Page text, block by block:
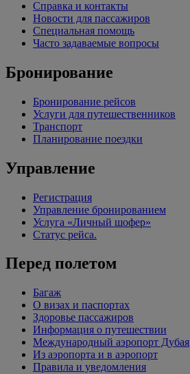
Справка и контакты
Новости для пассажиров
Специальная помощь
Часто задаваемые вопросы
Бронирование
Бронирование рейсов
Услуги для путешественников
Транспорт
Планирование поездки
Управление
Регистрация
Управление бронированием
Услуга «Личный шофер»
Статус рейса.
Перед полетом
Багаж
О визах и паспортах
Здоровье пассажиров
Информация о путешествии
Международный аэропорт Дубая
Из аэропорта и в аэропорт
Правила и уведомления